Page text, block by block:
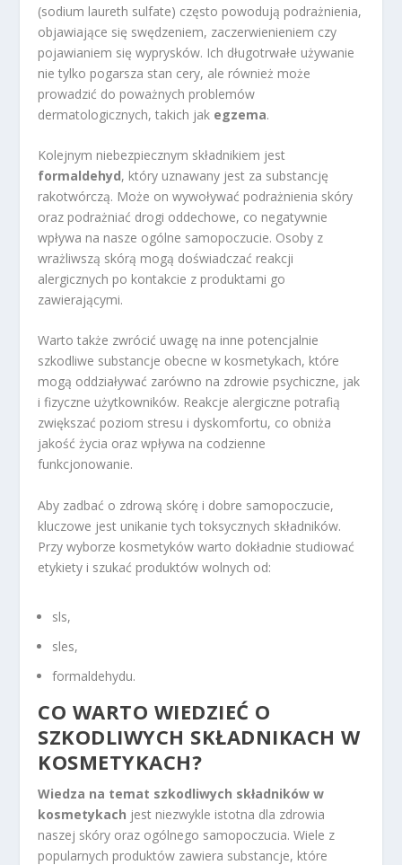
(sodium laureth sulfate) często powodują podrażnienia,
objawiające się swędzeniem, zaczerwienieniem czy
pojawianiem się wyprysków. Ich długotrwałe używanie
nie tylko pogarsza stan cery, ale również może
prowadzić do poważnych problemów
dermatologicznych, takich jak egzema.
Kolejnym niebezpiecznym składnikiem jest
formaldehyd, który uznawany jest za substancję
rakotwórczą. Może on wywoływać podrażnienia skóry
oraz podrażniać drogi oddechowe, co negatywnie
wpływa na nasze ogólne samopoczucie. Osoby z
wrażliwszą skórą mogą doświadczać reakcji
alergicznych po kontakcie z produktami go
zawierającymi.
Warto także zwrócić uwagę na inne potencjalnie
szkodliwe substancje obecne w kosmetykach, które
mogą oddziaływać zarówno na zdrowie psychiczne, jak
i fizyczne użytkowników. Reakcje alergiczne potrafią
zwiększać poziom stresu i dyskomfortu, co obniża
jakość życia oraz wpływa na codzienne
funkcjonowanie.
Aby zadbać o zdrową skórę i dobre samopoczucie,
kluczowe jest unikanie tych toksycznych składników.
Przy wyborze kosmetyków warto dokładnie studiować
etykiety i szukać produktów wolnych od:
sls,
sles,
formaldehydu.
CO WARTO WIEDZIEĆ O
SZKODLIWYCH SKŁADNIKACH W
KOSMETYKACH?
Wiedza na temat szkodliwych składników w
kosmetykach jest niezwykle istotna dla zdrowia
naszej skóry oraz ogólnego samopoczucia. Wiele z
popularnych produktów zawiera substancje, które